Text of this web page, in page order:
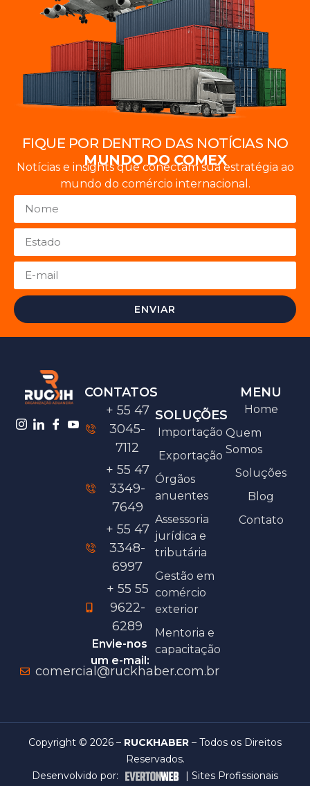
FIQUE POR DENTRO DAS NOTÍCIAS NO
MUNDO DO COMEX
Notícias e insights que conectam sua estratégia ao
mundo do comércio internacional.
ENVIAR
CONTATOS
+ 55 47
3045-
7112
+ 55 47
3349-
7649
+ 55 47
3348-
6997
+ 55 55
9622-
6289
Envie-nos
um e-mail:
comercial@ruckhaber.com.br
SOLUÇÕES
Importação
Exportação
Órgãos
anuentes
Assessoria
jurídica e
tributária
Gestão em
comércio
exterior
Mentoria e
capacitação
MENU
Home
Quem
Somos
Soluções
Blog
Contato
Copyright © 2026 – RUCKHABER – Todos os Direitos
Reservados.
Desenvolvido por:
|Sites Profissionais